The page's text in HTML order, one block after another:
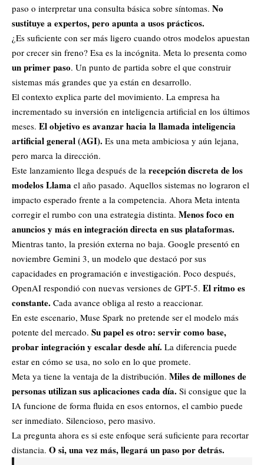
paso o interpretar una consulta básica sobre síntomas. No
sustituye a expertos, pero apunta a usos prácticos.
¿Es suficiente con ser más ligero cuando otros modelos apuestan
por crecer sin freno? Esa es la incógnita. Meta lo presenta como
un primer paso. Un punto de partida sobre el que construir
sistemas más grandes que ya están en desarrollo.
El contexto explica parte del movimiento. La empresa ha
incrementado su inversión en inteligencia artificial en los últimos
meses. El objetivo es avanzar hacia la llamada inteligencia
artificial general (AGI). Es una meta ambiciosa y aún lejana,
pero marca la dirección.
Este lanzamiento llega después de la recepción discreta de los
modelos Llama el año pasado. Aquellos sistemas no lograron el
impacto esperado frente a la competencia. Ahora Meta intenta
corregir el rumbo con una estrategia distinta. Menos foco en
anuncios y más en integración directa en sus plataformas.
Mientras tanto, la presión externa no baja. Google presentó en
noviembre Gemini 3, un modelo que destacó por sus
capacidades en programación e investigación. Poco después,
OpenAI respondió con nuevas versiones de GPT-5. El ritmo es
constante. Cada avance obliga al resto a reaccionar.
En este escenario, Muse Spark no pretende ser el modelo más
potente del mercado. Su papel es otro: servir como base,
probar integración y escalar desde ahí. La diferencia puede
estar en cómo se usa, no solo en lo que promete.
Meta ya tiene la ventaja de la distribución. Miles de millones de
personas utilizan sus aplicaciones cada día. Si consigue que la
IA funcione de forma fluida en esos entornos, el cambio puede
ser inmediato. Silencioso, pero masivo.
La pregunta ahora es si este enfoque será suficiente para recortar
distancia. O si, una vez más, llegará un paso por detrás.